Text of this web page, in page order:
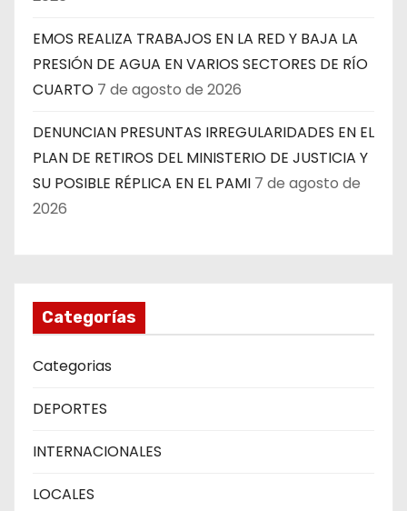
EMOS REALIZA TRABAJOS EN LA RED Y BAJA LA
PRESIÓN DE AGUA EN VARIOS SECTORES DE RÍO
CUARTO 7 de agosto de 2026
DENUNCIAN PRESUNTAS IRREGULARIDADES EN EL
PLAN DE RETIROS DEL MINISTERIO DE JUSTICIA Y
SU POSIBLE RÉPLICA EN EL PAMI 7 de agosto de
2026
Categorías
Categorias
DEPORTES
INTERNACIONALES
LOCALES